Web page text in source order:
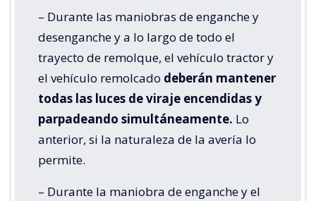
– Durante las maniobras de enganche y
desenganche y a lo largo de todo el
trayecto de remolque, el vehículo tractor y
el vehículo remolcado deberán mantener
todas las luces de viraje encendidas y
parpadeando simultáneamente. Lo
anterior, si la naturaleza de la avería lo
permite.
– Durante la maniobra de enganche y el